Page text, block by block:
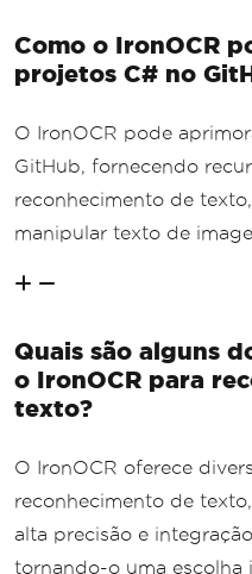
Como o IronOCR
projetos C# no
O IronOCR pode
GitHub, fornecendo
reconhecimento de
manipular texto de
Quais são alguns
o IronOCR para
texto?
O IronOCR oferece
reconhecimento de
alta precisão e
tornando-o uma escolha